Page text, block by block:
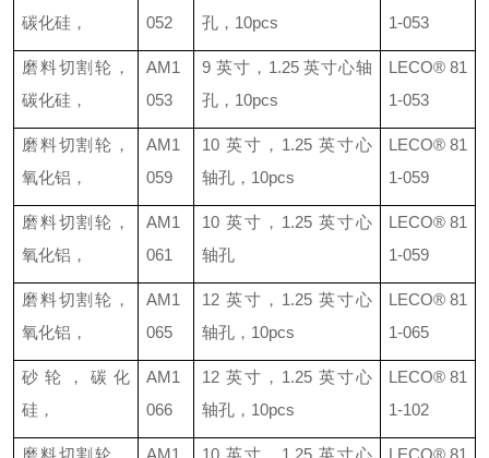
碳化硅，
052
孔， 10pcs
1-053
磨料切割轮，
碳化硅，
AM1
053
9 英寸， 1.25英寸心轴
孔， 10pcs
LECO® 81
1-053
磨料切割轮，
氧化铝，
AM1
059
10 英寸， 1.25 英寸心
轴孔， 10pcs
LECO® 81
1-059
磨料切割轮，
氧化铝，
AM1
061
10 英寸， 1.25 英寸心
轴孔
LECO® 81
1-059
磨料切割轮，
氧化铝，
AM1
065
12 英寸， 1.25 英寸心
轴孔， 10pcs
LECO® 81
1-065
砂轮，碳化
硅，
AM1
066
12 英寸， 1.25 英寸心
轴孔， 10pcs
LECO® 81
1-102
磨料切割轮，
AM1
10 英寸， 1.25 英寸心
LECO® 81